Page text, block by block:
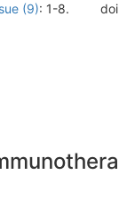
(9): 1-8.